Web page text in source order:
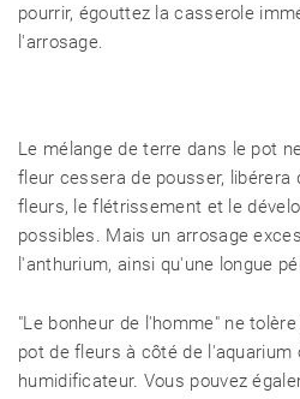
pourrir, égouttez la casserole
l'arrosage.
Le mélange de terre dans le pot
fleur cessera de pousser, libérera
fleurs, le flétrissement et le
possibles. Mais un arrosage
l'anthurium, ainsi qu'une longue
"Le bonheur de l'homme" ne
pot de fleurs à côté de l'aquarium
humidificateur. Vous pouvez